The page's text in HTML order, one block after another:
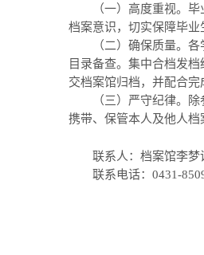
（一）高度重视。
档案意识，切实保障毕业
（二）确保质量。
目录备查。集中合档发
交档案馆归档，并配合完
（三）严守纪律。
携带、保管本人及他人档
联系人：档案馆李梦
联系电话：0431-